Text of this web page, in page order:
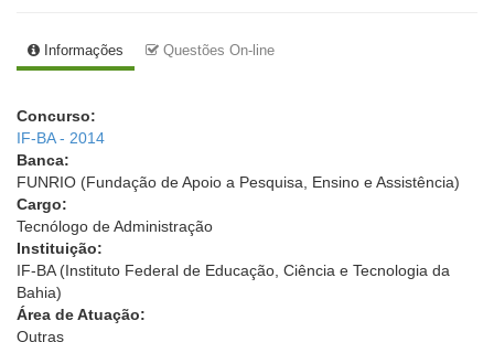
Informações Questões On-line
Concurso:
IF-BA - 2014
Banca:
FUNRIO (Fundação de Apoio a Pesquisa, Ensino e Assistência)
Cargo:
Tecnólogo de Administração
Instituição:
IF-BA (Instituto Federal de Educação, Ciência e Tecnologia da
Bahia)
Área de Atuação:
Outras